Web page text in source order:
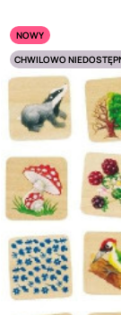
NOWY
CHWILOWO